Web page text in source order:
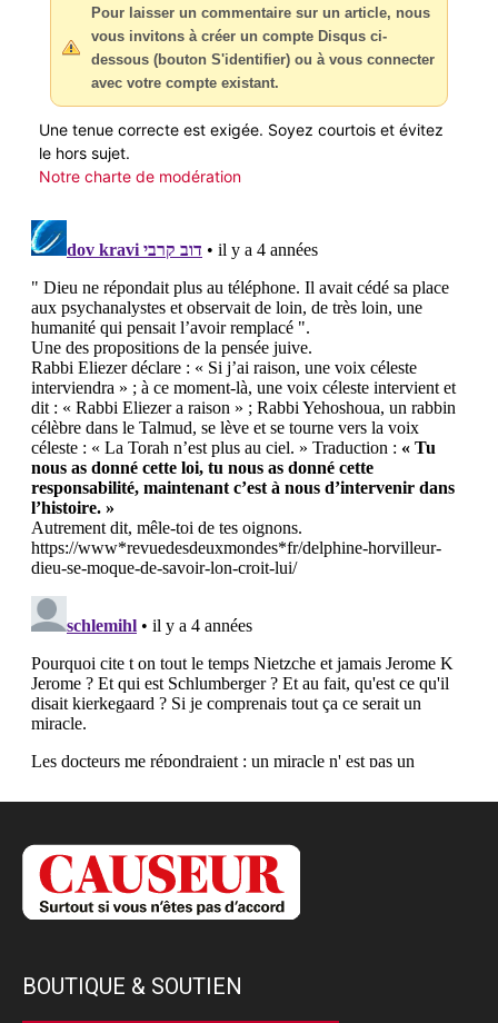
Pour laisser un commentaire sur un article, nous
vous invitons à créer un compte Disqus ci-
dessous (bouton S'identifier) ou à vous connecter
avec votre compte existant.
Une tenue correcte est exigée. Soyez courtois et évitez
le hors sujet.
Notre charte de modération
BOUTIQUE & SOUTIEN